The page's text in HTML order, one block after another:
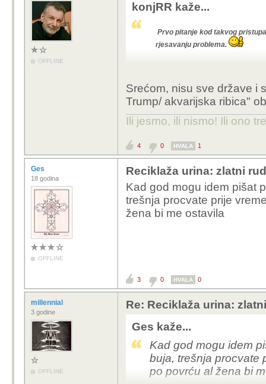
OFFLINE
konjRR kaže...
Prvo pitanje kod takvog
rjesavanju problema.
Srećom, nisu sve države i
Trump/ akvarijska ribica"
Ili jesmo, ili nismo! Ili ono
4 0 HVALA 1
Ges
18 godina
OFFLINE
Reciklaža urina: zlatni
Kad god mogu idem pišat
trešnja procvate prije
žena bi me ostavila
3 0 HVALA 0
millennial
3 godine
OFFLINE
Re: Reciklaža urina:
Ges kaže...
Kad god mogu idem
buja, trešnja procvate
po povrću al žena bi